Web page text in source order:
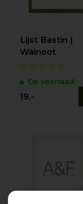
Lijst Bastin |
Walnoot
Op voorraad
19,-